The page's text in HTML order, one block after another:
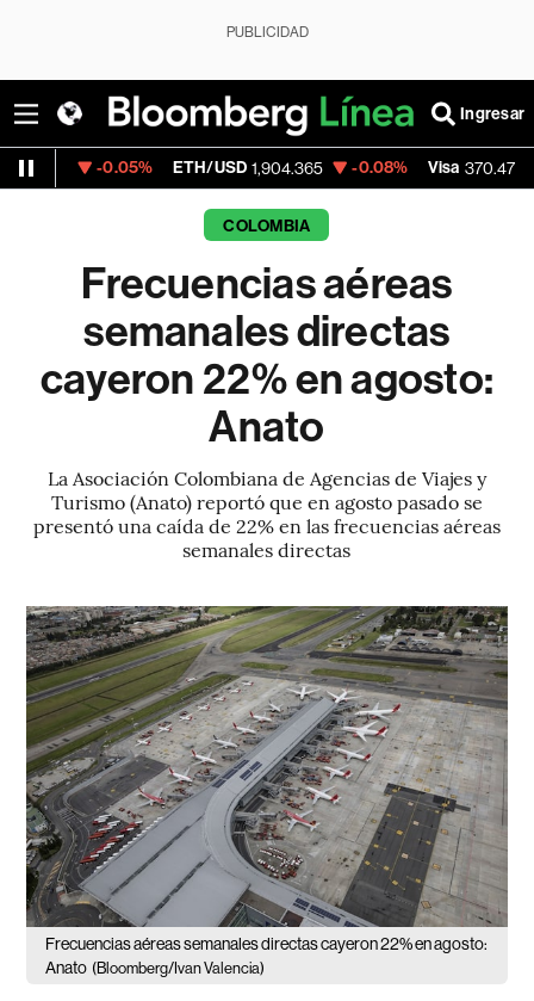
PUBLICIDAD
Ingresar
ETH/USD 1,904.365 -0.08% Visa 370.47 +0.52%
COLOMBIA
Frecuencias aéreas
semanales directas
cayeron 22% en agosto:
Anato
La Asociación Colombiana de Agencias de Viajes y
Turismo (Anato) reportó que en agosto pasado se
presentó una caída de 22% en las frecuencias aéreas
semanales directas
Frecuencias aéreas semanales directas cayeron 22% en agosto:
Anato (Bloomberg/Ivan Valencia)